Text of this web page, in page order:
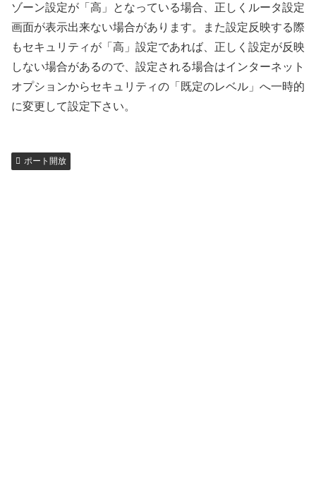
ゾーン設定が「高」となっている場合、正しくルータ設定
画面が表示出来ない場合があります。また設定反映する際
もセキュリティが「高」設定であれば、正しく設定が反映
しない場合があるので、設定される場合はインターネット
オプションからセキュリティの「既定のレベル」へ一時的
に変更して設定下さい。
ポート開放